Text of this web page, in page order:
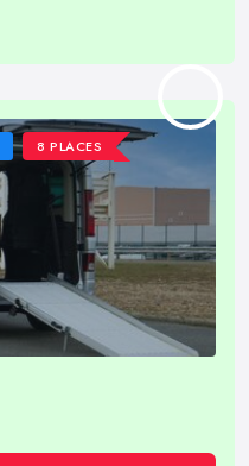
8 PLACES